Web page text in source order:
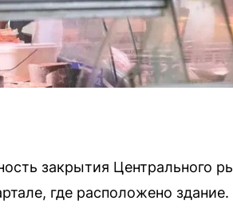
закрытия Центрального
где расположено здание.